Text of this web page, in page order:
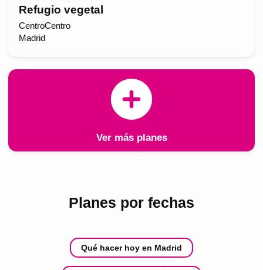
Refugio vegetal
CentroCentro
Madrid
Ver más planes
Planes por fechas
Qué hacer hoy en Madrid